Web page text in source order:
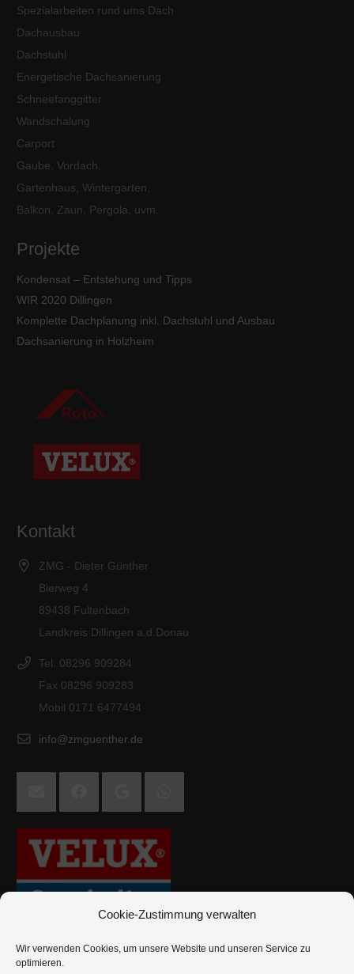
Cookie-Zustimmung verwalten
Wir verwenden Cookies, um unsere Website und unseren Service zu
optimieren.
Spezialarbeiten rund ums Dach
Dachausbau
Dachstuhl
Energetische Dachsanierung
Schneefanggitter
Wandschalung
Carport
Gaube, Vordach,
Gartenhaus, Wintergarten,
Balkon, Zaun, Pergola, uvm.
Projekte
Kondensat – Entstehung und Tipps
WIR 2020 Dillingen
Komplette Dachplanung inkl. Dachstuhl und Ausbau
Dachsanierung in Holzheim
Kontakt
ZMG - Dieter Günther
Bierweg 4
89438 Fultenbach
Landkreis Dillingen a.d.Donau
Tel. 08296 909284
Fax 08296 909283
Mobil 0171 6477494
info@zmguenther.de